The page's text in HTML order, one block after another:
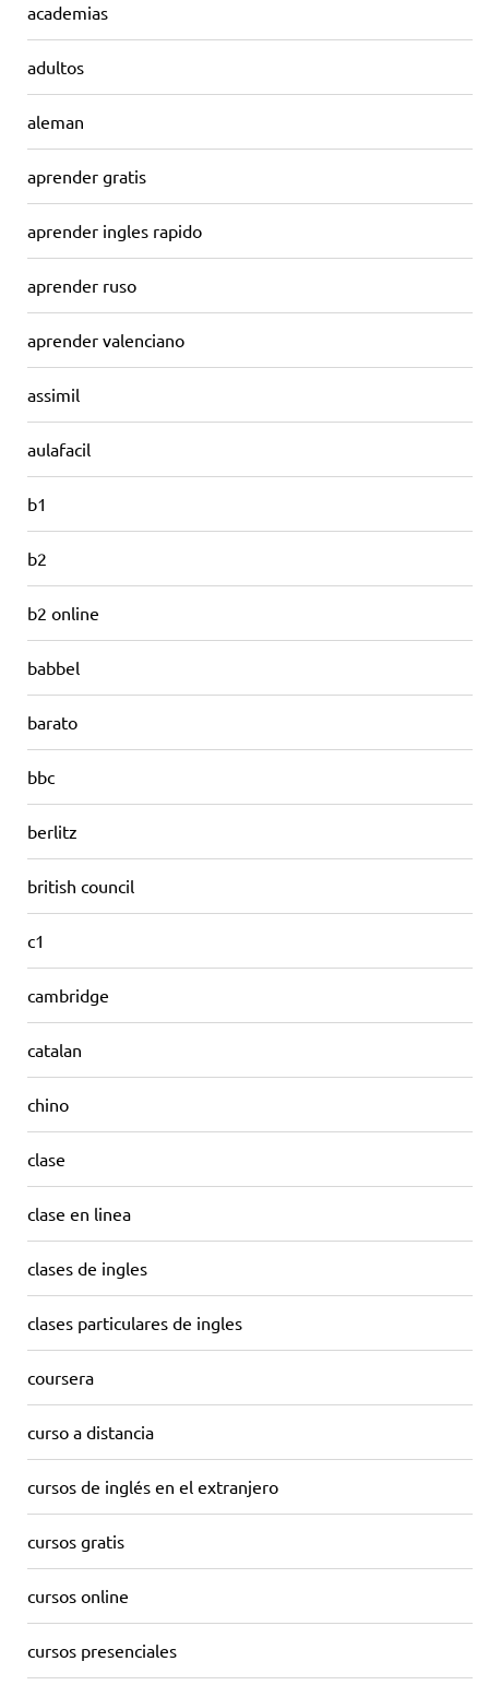
academias
adultos
aleman
aprender gratis
aprender ingles rapido
aprender ruso
aprender valenciano
assimil
aulafacil
b1
b2
b2 online
babbel
barato
bbc
berlitz
british council
c1
cambridge
catalan
chino
clase
clase en linea
clases de ingles
clases particulares de ingles
coursera
curso a distancia
cursos de inglés en el extranjero
cursos gratis
cursos online
cursos presenciales